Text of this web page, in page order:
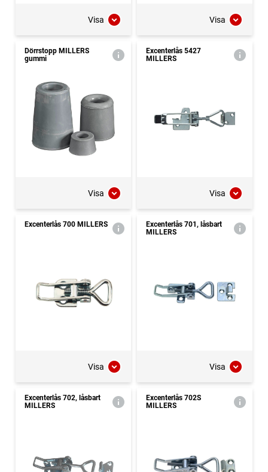
Visa Visa
Dörrstopp MILLERS
gummi
Visa
Excenterlås 5427
MILLERS
Visa
Excenterlås 700 MILLERS
Visa
Excenterlås 701, låsbart
MILLERS
Visa
Excenterlås 702, låsbart
MILLERS
Excenterlås 702S
MILLERS